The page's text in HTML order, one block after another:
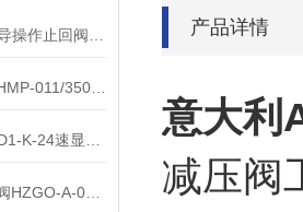
产品详情
意大利
减压阀